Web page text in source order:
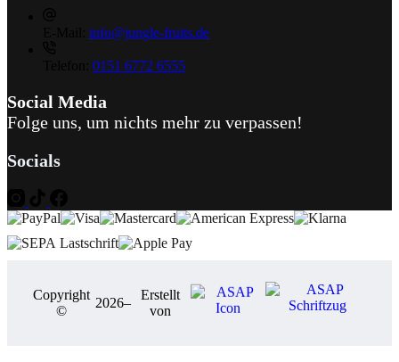
info@jungle-fruits.de
0151 6772 6555
Social Media
Folge uns, um nichts mehr zu verpassen!
Socials
Copyright
©
2026–
Erstellt
von